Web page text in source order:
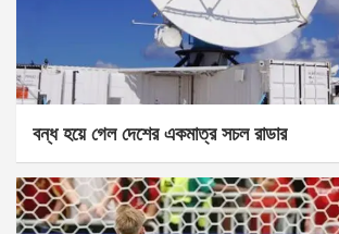
বন্ধ হয়ে গেল দেশের একমাত্র সচল রাডার